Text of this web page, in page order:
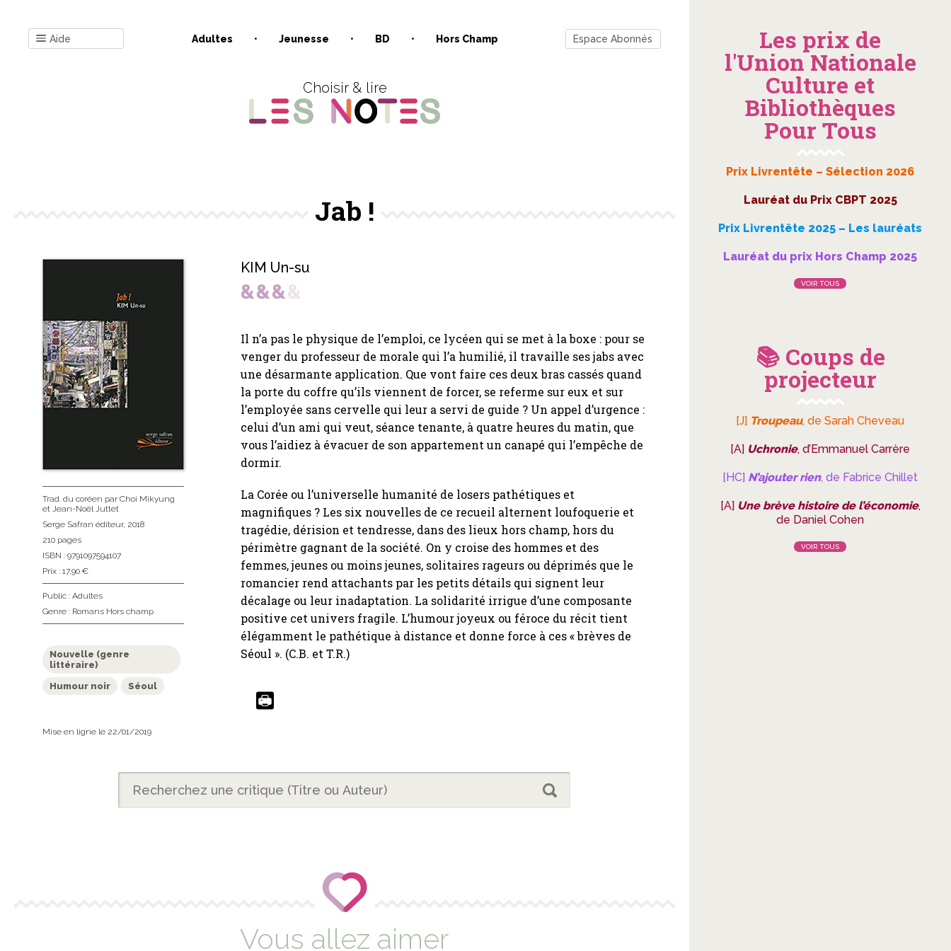
Aide Adultes Jeunesse BD Hors Champ Espace Abonnés
Choisir & lire
Jab !
KIM Un-su
Il n’a pas le physique de l’emploi, ce lycéen qui se met à la boxe : pour se
venger du professeur de morale qui l’a humilié, il travaille ses jabs avec
une désarmante application. Que vont faire ces deux bras cassés quand
la porte du coffre qu’ils viennent de forcer, se referme sur eux et sur
l’employée sans cervelle qui leur a servi de guide ? Un appel d’urgence :
celui d’un ami qui veut, séance tenante, à quatre heures du matin, que
vous l’aidiez à évacuer de son appartement un canapé qui l’empêche de
dormir.
La Corée ou l’universelle humanité de losers pathétiques et
magnifiques ? Les six nouvelles de ce recueil alternent loufoquerie et
tragédie, dérision et tendresse, dans des lieux hors champ, hors du
périmètre gagnant de la société. On y croise des hommes et des
femmes, jeunes ou moins jeunes, solitaires rageurs ou déprimés que le
romancier rend attachants par les petits détails qui signent leur
décalage ou leur inadaptation. La solidarité irrigue d’une composante
positive cet univers fragile. L’humour joyeux ou féroce du récit tient
élégamment le pathétique à distance et donne force à ces « brèves de
Séoul ». (C.B. et T.R.)
Trad. du coréen par Choi Mikyung
et Jean-Noël Juttet
Serge Safran éditeur, 2018
210 pages
ISBN : 9791097594107
Prix : 17,90 €
Public : Adultes
Genre : Romans Hors champ
Nouvelle (genre
littéraire)
Humour noir
Séoul
Mise en ligne le 22/01/2019
Vous allez aimer
Les prix de
l'Union Nationale
Culture et
Bibliothèques
Pour Tous
Prix Livrentête – Sélection 2026
Lauréat du Prix CBPT 2025
Prix Livrentête 2025 – Les lauréats
Lauréat du prix Hors Champ 2025
VOIR TOUS
📚 Coups de
projecteur
[J] Troupeau, de Sarah Cheveau
[A] Uchronie, d’Emmanuel Carrère
[HC] N’ajouter rien, de Fabrice Chillet
[A] Une brève histoire de l’économie,
de Daniel Cohen
VOIR TOUS